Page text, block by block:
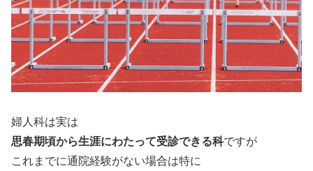
婦人科は実は
思春期頃から生涯にわたって受診できる科ですが
これまでに通院経験がない場合は特に